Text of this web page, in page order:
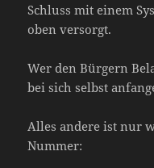
Schluss mit einem
oben versorgt.
Wer den Bürgern
bei sich selbst
Alles andere ist nur
Nummer: